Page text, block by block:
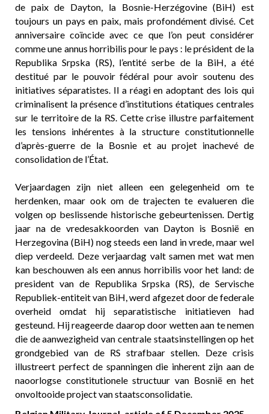
de paix de Dayton, la Bosnie-Herzégovine (BiH) est
toujours un pays en paix, mais profondément divisé. Cet
anniversaire coïncide avec ce que l’on peut considérer
comme une annus horribilis pour le pays : le président de la
Republika Srpska (RS), l’entité serbe de la BiH, a été
destitué par le pouvoir fédéral pour avoir soutenu des
initiatives séparatistes. Il a réagi en adoptant des lois qui
criminalisent la présence d’institutions étatiques centrales
sur le territoire de la RS. Cette crise illustre parfaitement
les tensions inhérentes à la structure constitutionnelle
d’après-guerre de la Bosnie et au projet inachevé de
consolidation de l’État.
Verjaardagen zijn niet alleen een gelegenheid om te
herdenken, maar ook om de trajecten te evalueren die
volgen op beslissende historische gebeurtenissen. Dertig
jaar na de vredesakkoorden van Dayton is Bosnië en
Herzegovina (BiH) nog steeds een land in vrede, maar wel
diep verdeeld. Deze verjaardag valt samen met wat men
kan beschouwen als een annus horribilis voor het land: de
president van de Republika Srpska (RS), de Servische
Republiek-entiteit van BiH, werd afgezet door de federale
overheid omdat hij separatistische initiatieven had
gesteund. Hij reageerde daarop door wetten aan te nemen
die de aanwezigheid van centrale staatsinstellingen op het
grondgebied van de RS strafbaar stellen. Deze crisis
illustreert perfect de spanningen die inherent zijn aan de
naoorlogse constitutionele structuur van Bosnië en het
onvoltooide project van staatsconsolidatie.